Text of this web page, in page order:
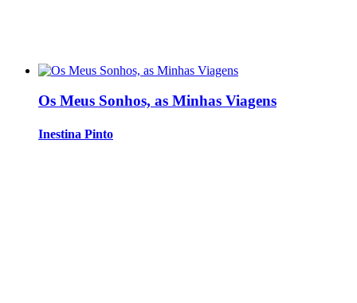
Os Meus Sonhos, as Minhas Viagens
Inestina Pinto